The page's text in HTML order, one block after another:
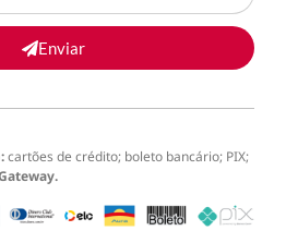
Enviar
cartões de crédito; boleto bancário; PIX;